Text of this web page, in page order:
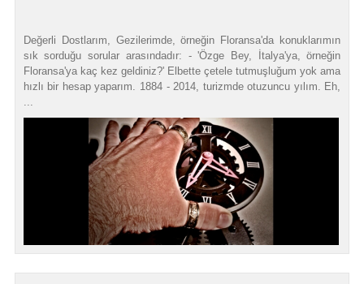
Değerli Dostlarım, Gezilerimde, örneğin Floransa'da konuklarımın
sık sorduğu sorular arasındadır: - 'Özge Bey, İtalya'ya, örneğin
Floransa'ya kaç kez geldiniz?' Elbette çetele tutmuşluğum yok ama
hızlı bir hesap yaparım. 1884 - 2014, turizmde otuzuncu yılım. Eh,